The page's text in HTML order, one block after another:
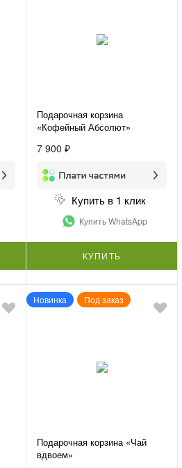
Подарочная корзина
«Кофейный Абсолют»
7 900 ₽
Купить в 1 клик
Купить WhatsApp
КУПИТЬ
Новинка Под заказ
Подарочная корзина «Чай
вдвоем»